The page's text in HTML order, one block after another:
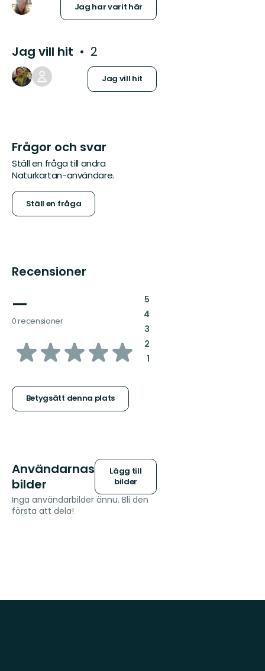
Jag har varit här
Jag vill hit 2
Jag vill hit
Frågor och svar
Ställ en fråga till andra
Naturkartan-användare.
Ställ en fråga
Recensioner
—
0 recensioner
av
stjärnor
Betygsätt denna plats
5:
4:
3:
2:
1:
Användarnas
bilder
Lägg till
bilder
Inga användarbilder ännu. Bli den
första att dela!